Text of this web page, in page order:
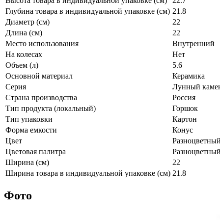
Глубина товара в индивидуальной упаковке (см) 21.8
Диаметр (см)
22
Длина (см)
22
Место использования
Внутренний
На колесах
Нет
Объем (л)
5.6
Основной материал
Керамика
Серия
Лунный
Страна производства
Россия
Тип продукта (локальный)
Горшок
Тип упаковки
Картон
Форма емкости
Конус
Цвет
Разноцветный
Цветовая палитра
Разноцветный
Ширина (см)
22
Ширина товара в индивидуальной упаковке (см) 21.8
Фото